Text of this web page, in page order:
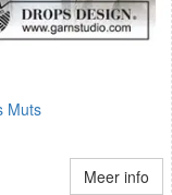
Muts
Meer info